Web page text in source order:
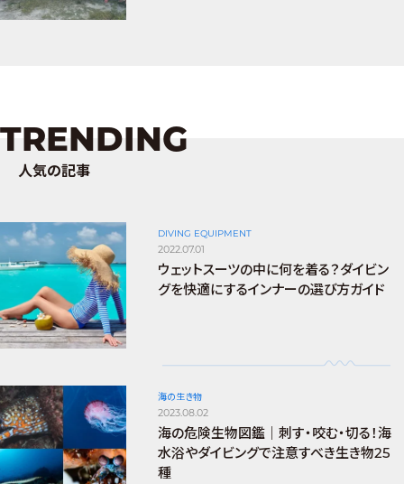
TRENDING
人気の記事
DIVING EQUIPMENT
2022.07.01
ウェットスーツの中に何を着る？ダイビン
グを快適にするインナーの選び方ガイド
海の生き物
2023.08.02
海の危険生物図鑑｜刺す・咬む・切る！海
水浴やダイビングで注意すべき生き物25
種